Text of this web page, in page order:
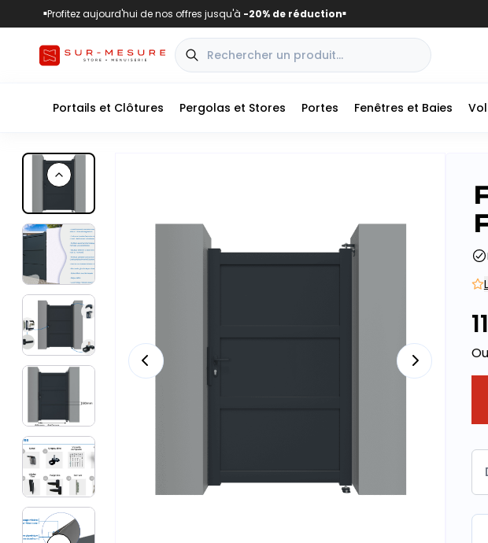
■Profitez aujourd'hui de nos offres jusqu'à -20% de réduction■
Portails et Clôtures Pergolas et Stores Portes Fenêtres et Baies
Previous slide